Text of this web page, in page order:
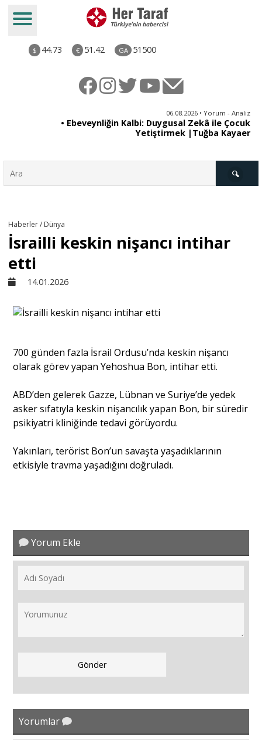
$ 44.73 € 51.42 GA 51500
06.08.2026 • Yorum - Analiz
• Ebeveynliğin Kalbi: Duygusal Zekâ ile Çocuk
Yetiştirmek |Tuğba Kayaer
Derkenar
Ekonomi
Dünya
Yorum - Analiz
Portre
Dosya Haber
Haberler / Dünya
İsrailli keskin nişancı intihar
etti
14.01.2026
700 günden fazla İsrail Ordusu’nda keskin nişancı
olarak görev yapan Yehoshua Bon, intihar etti.
ABD’den gelerek Gazze, Lübnan ve Suriye’de yedek
asker sıfatıyla keskin nişancılık yapan Bon, bir süredir
psikiyatri kliniğinde tedavi görüyordu.
Yakınları, terörist Bon’un savaşta yaşadıklarının
etkisiyle travma yaşadığını doğruladı.
Yorum Ekle
Yorumlar